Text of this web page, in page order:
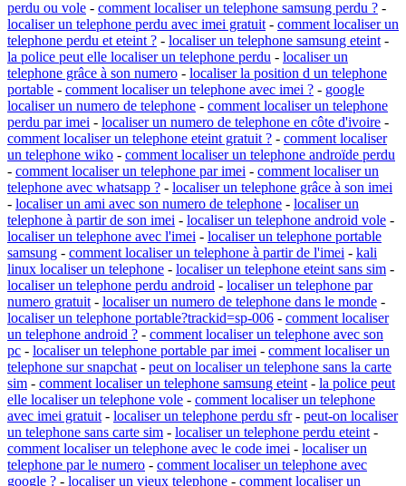
perdu ou vole - comment localiser un telephone samsung perdu ? -
localiser un telephone perdu avec imei gratuit - comment localiser un
telephone perdu et eteint ? - localiser un telephone samsung eteint -
la police peut elle localiser un telephone perdu - localiser un
telephone grâce à son numero - localiser la position d un telephone
portable - comment localiser un telephone avec imei ? - google
localiser un numero de telephone - comment localiser un telephone
perdu par imei - localiser un numero de telephone en côte d'ivoire -
comment localiser un telephone eteint gratuit ? - comment localiser
un telephone wiko - comment localiser un telephone androïde perdu
- comment localiser un telephone par imei - comment localiser un
telephone avec whatsapp ? - localiser un telephone grâce à son imei
- localiser un ami avec son numero de telephone - localiser un
telephone à partir de son imei - localiser un telephone android vole -
localiser un telephone avec l'imei - localiser un telephone portable
samsung - comment localiser un telephone à partir de l'imei - kali
linux localiser un telephone - localiser un telephone eteint sans sim -
localiser un telephone perdu android - localiser un telephone par
numero gratuit - localiser un numero de telephone dans le monde -
localiser un telephone portable?trackid=sp-006 - comment localiser
un telephone android ? - comment localiser un telephone avec son
pc - localiser un telephone portable par imei - comment localiser un
telephone sur snapchat - peut on localiser un telephone sans la carte
sim - comment localiser un telephone samsung eteint - la police peut
elle localiser un telephone vole - comment localiser un telephone
avec imei gratuit - localiser un telephone perdu sfr- peut-on localiser
un telephone sans carte sim - localiser un telephone perdu eteint -
comment localiser un telephone avec le code imei - localiser un
telephone par le numero - comment localiser un telephone avec
google ? - localiser un vieux telephone - comment localiser un